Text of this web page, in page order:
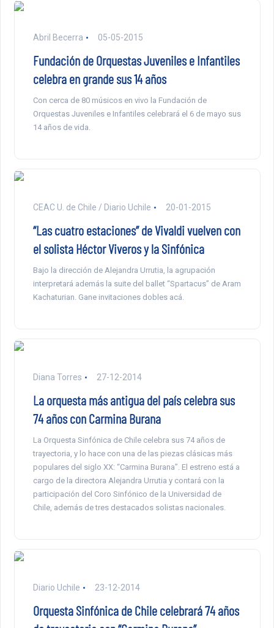
Abril Becerra 05-05-2015
Fundación de Orquestas Juveniles e Infantiles
celebra en grande sus 14 años
Con cerca de 80 músicos en vivo la Fundación de
Orquestas Juveniles e Infantiles celebrará el 6 de mayo sus
14 años de vida.
CEAC U. de Chile / Diario Uchile 20-01-2015
“Las cuatro estaciones” de Vivaldi vuelven con
el solista Héctor Viveros y la Sinfónica
Bajo la dirección de Alejandra Urrutia, la agrupación
interpretará además la suite del ballet “Spartacus” de Aram
Kachaturian. Gane invitaciones dobles acá.
Diana Torres 27-12-2014
La orquesta más antigua del país celebra sus
74 años con Carmina Burana
La Orquesta Sinfónica de Chile celebra sus 74 años de
trayectoria, y lo hace con una de las piezas clásicas más
populares del siglo XX: “Carmina Burana”. El estreno está a
cargo de la directora Alejandra Urrutia y contará con la
participación del Coro Sinfónico de la Universidad de
Chile, además de tres destacados solistas nacionales.
Diario Uchile 23-12-2014
Orquesta Sinfónica de Chile celebrará 74 años